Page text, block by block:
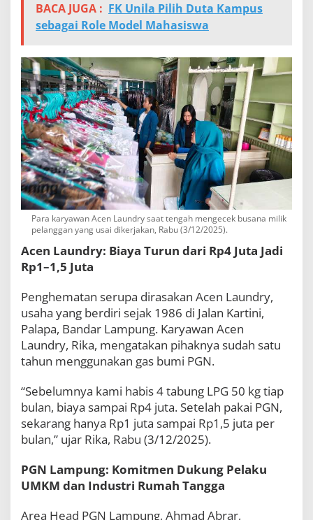
BACA JUGA : FK Unila Pilih Duta Kampus
sebagai Role Model Mahasiswa
Para karyawan Acen Laundry saat tengah mengecek busana milik
pelanggan yang usai dikerjakan, Rabu (3/12/2025).
Acen Laundry: Biaya Turun dari Rp4 Juta Jadi
Rp1–1,5 Juta
Penghematan serupa dirasakan Acen Laundry,
usaha yang berdiri sejak 1986 di Jalan Kartini,
Palapa, Bandar Lampung. Karyawan Acen
Laundry, Rika, mengatakan pihaknya sudah satu
tahun menggunakan gas bumi PGN.
“Sebelumnya kami habis 4 tabung LPG 50 kg tiap
bulan, biaya sampai Rp4 juta. Setelah pakai PGN,
sekarang hanya Rp1 juta sampai Rp1,5 juta per
bulan,” ujar Rika, Rabu (3/12/2025).
PGN Lampung: Komitmen Dukung Pelaku
UMKM dan Industri Rumah Tangga
Area Head PGN Lampung, Ahmad Abrar,